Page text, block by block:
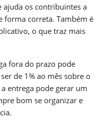
ajuda os contribuintes a
forma correta. Também é
o que traz mais
fora do prazo pode
de 1% ao mês sobre o
entrega pode gerar um
bom se organizar e